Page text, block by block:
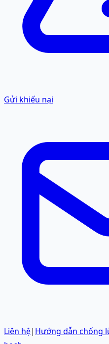
Gửi khiếu nại
Liên hệ| Hướng dẫn chống